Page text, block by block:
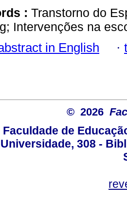
: Transtorno do
Intervenções na
in English ·
© 2026
Faculdade de
308 -